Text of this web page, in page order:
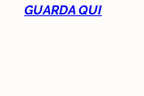
GUARDA QUI